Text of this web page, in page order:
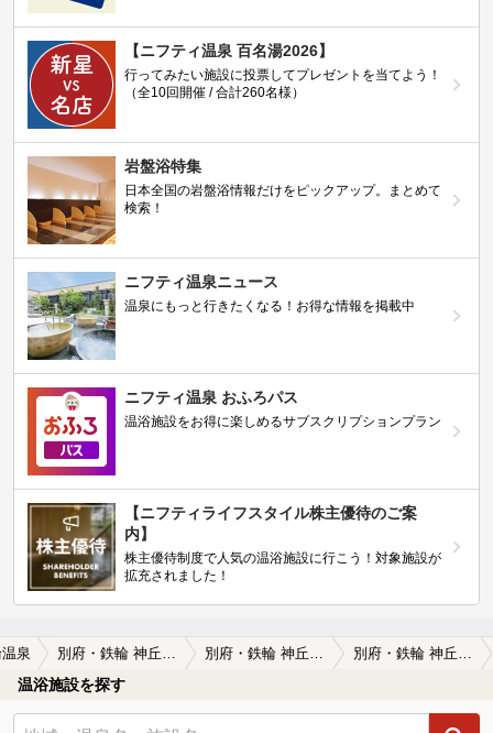
【ニフティ温泉 百名湯2026】
行ってみたい施設に投票してプレゼントを当てよう！
（全10回開催 / 合計260名様）
岩盤浴特集
日本全国の岩盤浴情報だけをピックアップ。まとめて
検索！
ニフティ温泉ニュース
温泉にもっと行きたくなる！お得な情報を掲載中
ニフティ温泉 おふろパス
温浴施設をお得に楽しめるサブスクリプションプラン
【ニフティライフスタイル株主優待のご案
内】
株主優待制度で人気の温浴施設に行こう！対象施設が
拡充されました！
泉 別府・鉄輪 神丘温泉 豊山荘 別府・鉄輪 神丘温泉 豊山荘の口コミ一覧 別府・鉄輪 神丘温泉 豊山荘の口コミ 上品な泉質
温浴施設を探す